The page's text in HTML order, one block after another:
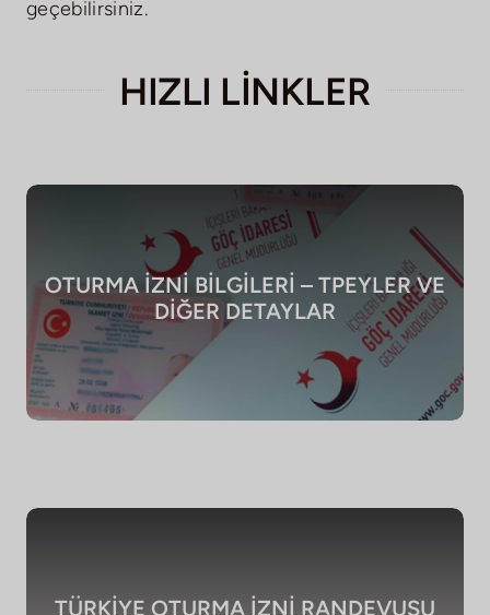
geçebilirsiniz.
HIZLI LİNKLER
OTURMA İZNİ BİLGİLERİ – TPEYLER VE
DİĞER DETAYLAR
TÜRKİYE OTURMA İZNİ RANDEVUSU